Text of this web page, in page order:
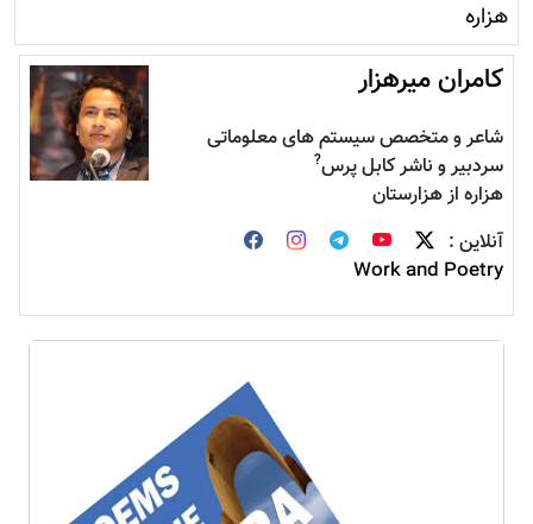
هزاره
کامران میرهزار
شاعر و متخصص سیستم های معلوماتی
سردبیر و ناشر کابل پرس?
هزاره از هزارستان
آنلاین :
Work and Poetry